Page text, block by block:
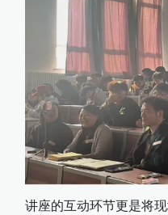
讲座的互动环节更是将